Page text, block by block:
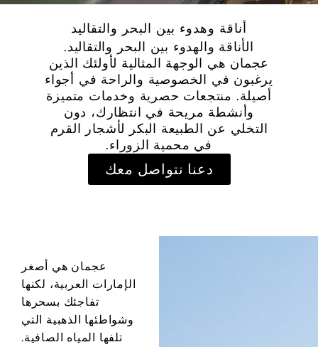
أناقة وهدوء بين البحر والتقاليد
الأناقة والهدوء بين البحر والتقاليد.
هي الوجهة المثالية لأولئك الذين
في الخصوصية والراحة في أجواء
منتجعات حصرية وخدمات متميزة
وأنشطة مريحة في انتظارك، دون
عن الطبيعة البكر لأشجار القرم
في محمية الزوراء.
دعنا نتواصل معك
عجمان هي أصغر
الإمارات العربية، لكنها
تفاجئك بسحرها
وشواطئها الذهبية التي
تلفها المياه الصافية.